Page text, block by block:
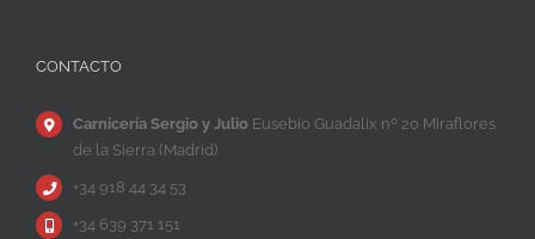
CONTACTO
Carnicería Sergio y Julio Eusebio Guadalix nº 20 Miraflores
de la Sierra (Madrid)
+34 918 44 34 53
+34 639 371 151